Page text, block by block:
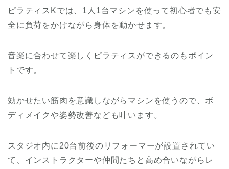
ピラティスKでは、1人1台マシンを使って初心者でも安
全に負荷をかけながら身体を動かせます。
音楽に合わせて楽しくピラティスができるのもポイン
トです。
効かせたい筋肉を意識しながらマシンを使うので、ボ
ディメイクや姿勢改善なども叶います。
スタジオ内に20台前後のリフォーマーが設置されてい
て、インストラクターや仲間たちと高め合いながらレ